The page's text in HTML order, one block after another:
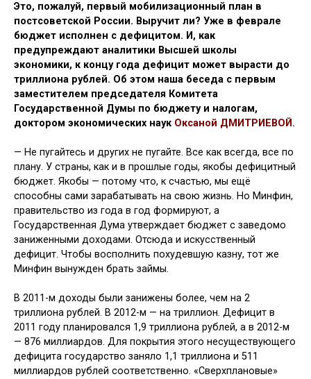
Это, пожалуй, первый мобилизационный план в
постсоветской России. Выручит ли? Уже в феврале
бюджет исполнен с дефицитом. И, как
предупреждают аналитики Высшей школы
экономики, к концу года дефицит может вырасти до
триллиона рублей. Об этом наша беседа с первым
заместителем председателя Комитета
Государственной Думы по бюджету и налогам,
доктором экономических наук Оксаной ДМИТРИЕВОЙ.
— Не пугайтесь и других не пугайте. Все как всегда, все по
плану. У стра­ны, как и в прошлые годы, якобы де­фицитный
бюджет. Якобы — потому что, к счастью, мы ещё
способны са­ми зарабатывать на свою жизнь. Но Минфин,
правительство из года в год формируют, а
Государственная Дума утверждает бюджет с заведомо
зани­женными доходами. Отсюда и искус­ственный
дефицит. Чтобы восполнить похудевшую казну, тот же
Минфин вы­нужден брать займы.
В 2011-м доходы были занижены более, чем на 2
триллиона рублей. В 2012-м — на триллион. Дефицит в
2011 году планировался 1,9 триллиона ру­блей, а в 2012-м
— 876 миллиардов. Для покрытия этого несуществующего
дефицита государство заняло 1,1 трил­лиона и 511
миллиардов рублей соот­ветственно. «Сверхплановые»